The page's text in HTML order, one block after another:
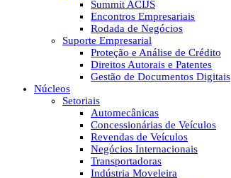
Summit ACIJS
Encontros Empresariais
Rodada de Negócios
Suporte Empresarial
Proteção e Análise de Crédito
Direitos Autorais e Patentes
Gestão de Documentos Digitais
Núcleos
Setoriais
Automecânicas
Concessionárias de Veículos
Revendas de Veículos
Negócios Internacionais
Transportadoras
Indústria Moveleira